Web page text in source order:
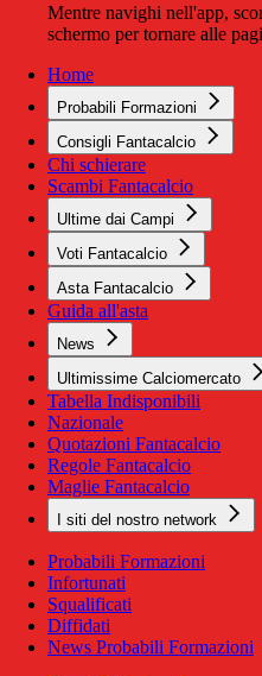
Mentre navighi nell'app,
schermo per tornare alle
Home
Probabili Formazioni
Consigli Fantacalcio
Chi schierare
Scambi Fantacalcio
Ultime dai Campi
Voti Fantacalcio
Asta Fantacalcio
Guida all'asta
News
Ultimissime Calciomercato
Tabella Indisponibili
Nazionale
Quotazioni Fantacalcio
Regole Fantacalcio
Maglie Fantacalcio
I siti del nostro network
Probabili Formazioni
Infortunati
Squalificati
Diffidati
News Probabili Formazioni